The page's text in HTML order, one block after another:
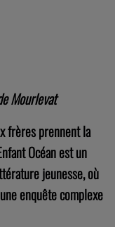
Mourlevat
frères prennent la
Océan est un
jeunesse, où
enquête complexe